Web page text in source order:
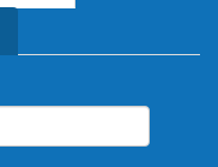
actif)